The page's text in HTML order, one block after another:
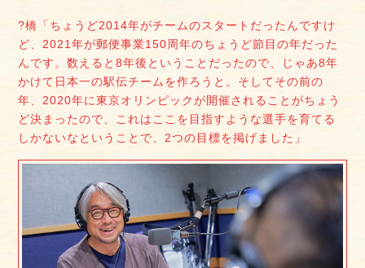
?橋「ちょうど2014年がチームのスタートだったんですけ
ど、2021年が郵便事業150周年のちょうど節目の年だった
んです。数えると8年後ということだったので、じゃあ8年
かけて日本一の駅伝チームを作ろうと。そしてその前の
年、2020年に東京オリンピックが開催されることがちょう
ど決まったので、これはここを目指すような選手を育てる
しかないなということで、2つの目標を掲げました」